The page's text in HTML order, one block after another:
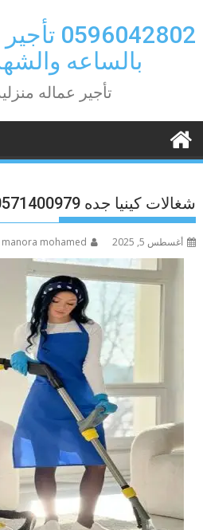
to
content
بالساعه
تأجير عماله
شغالات كينيا جده 0571400979
أغسطس 5, 2025 manora mohamed